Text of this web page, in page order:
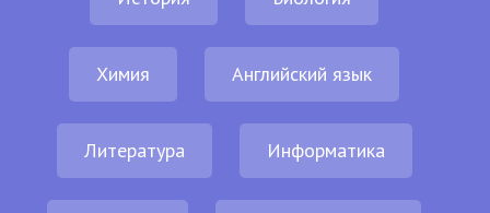
Химия Английский язык
Литература Информатика